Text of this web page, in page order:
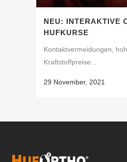
NEU: INTERAKTIVE
HUFKURSE
Kontaktvermeidungen,
Kraftstoffpreise...
29 November, 2021